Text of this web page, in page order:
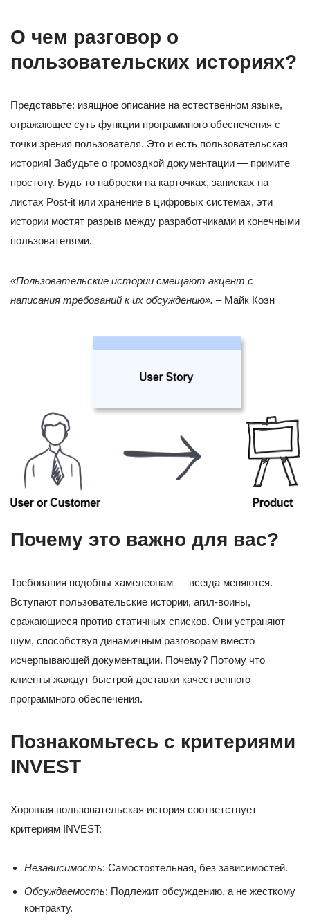
О чем разговор о
пользовательских историях?
Представьте: изящное описание на естественном языке,
отражающее суть функции программного обеспечения с
точки зрения пользователя. Это и есть пользовательская
история! Забудьте о громоздкой документации — примите
простоту. Будь то наброски на карточках, записках на
листах Post-it или хранение в цифровых системах, эти
истории мостят разрыв между разработчиками и конечными
пользователями.
«Пользовательские истории смещают акцент с
написания требований к их обсуждению». – Майк Коэн
Почему это важно для вас?
Требования подобны хамелеонам — всегда меняются.
Вступают пользовательские истории, агил-воины,
сражающиеся против статичных списков. Они устраняют
шум, способствуя динамичным разговорам вместо
исчерпывающей документации. Почему? Потому что
клиенты жаждут быстрой доставки качественного
программного обеспечения.
Познакомьтесь с критериями
INVEST
Хорошая пользовательская история соответствует
критериям INVEST:
Независимость: Самостоятельная, без зависимостей.
Обсуждаемость: Подлежит обсуждению, а не жесткому
контракту.